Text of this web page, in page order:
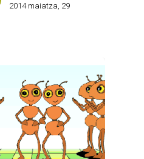
2014 maiatza, 29